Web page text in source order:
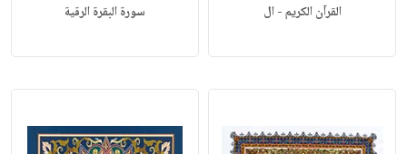
القرآن الكريم - ال سورة البقرة الرقية